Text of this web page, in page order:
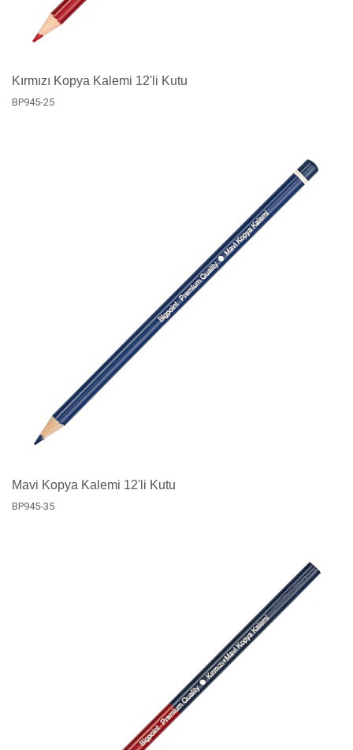
Kırmızı Kopya Kalemi 12'li Kutu
BP945-25
Mavi Kopya Kalemi 12'li Kutu
BP945-35